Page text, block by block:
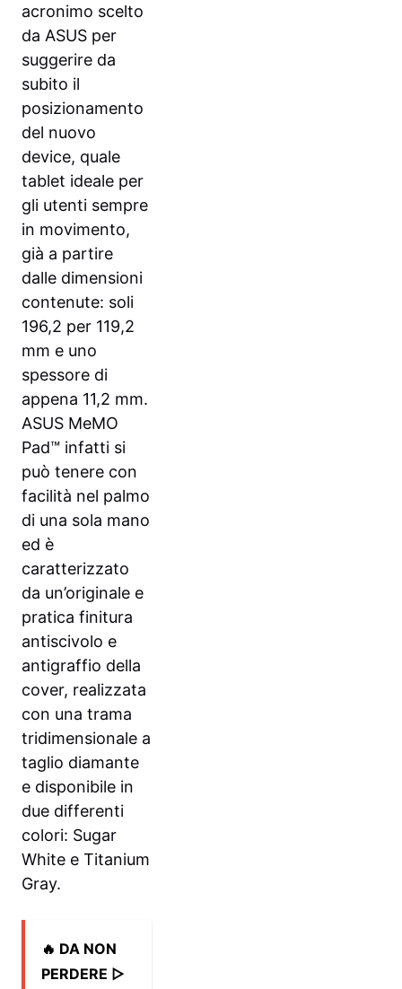
acronimo scelto
da ASUS per
suggerire da
subito il
posizionamento
del nuovo
device, quale
tablet ideale per
gli utenti sempre
in movimento,
già a partire
dalle dimensioni
contenute: soli
196,2 per 119,2
mm e uno
spessore di
appena 11,2 mm.
ASUS MeMO
Pad™ infatti si
può tenere con
facilità nel palmo
di una sola mano
ed è
caratterizzato
da un’originale e
pratica finitura
antiscivolo e
antigraffio della
cover, realizzata
con una trama
tridimensionale a
taglio diamante
e disponibile in
due differenti
colori: Sugar
White e Titanium
Gray.
🔥 DA NON
PERDERE ▷